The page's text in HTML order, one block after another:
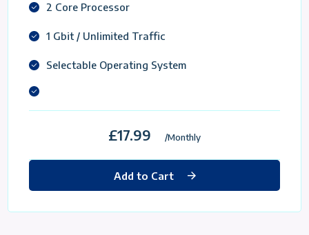
2 Core Processor
1 Gbit / Unlimited Traffic
Selectable Operating System
£17.99 /Monthly
Add to Cart